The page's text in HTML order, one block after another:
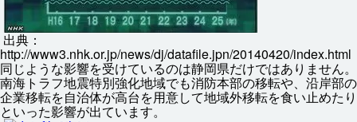
出典 ：
http://www3.nhk.or.jp/news/dj/datafile.jpn/20140420/index.html
同じような影響を受けているのは静岡県だけではありません。
南海 トラフ地震特別強化地域でも消防本部の移転や、 沿岸部の
企業移転を自治体が高台を用意して地域外移転を食い止めたり
といった影響が出ています。